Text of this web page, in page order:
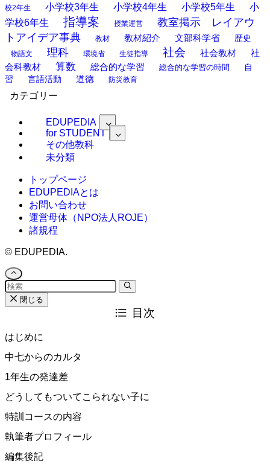
校2年生
小学校3年生 小学校4年生 小学校5年生
小
学校6年生
指導案 授業運営
教室掲示 レイアウ
トアイデア事典
教材 教材紹介 文部科学省 歴史
物語文 理科 環境省 生徒指導 社会 社会教材
社
会科教材
算数 総合的な学習 総合的な学習の時間
自
習
言語活動 道徳 防災教育
カテゴリー
EDUPEDIA
for STUDENT
その他教科
未分類
トップページ
EDUPEDIAとは
お問い合わせ
運営母体（NPO法人ROJE）
諸規程
© EDUPEDIA.
閉じる
目次
はじめに
中七からのカルタ
1年生の発達差
どうしてもついてこられない子に
特訓コースの内容
執筆者プロフィール
編集後記